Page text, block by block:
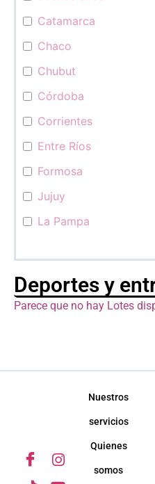
Catamarca
Chaco
Chubut
Córdoba
Corrientes
Entre Ríos
Formosa
Jujuy
La Pampa
Misiones
Salta
Santa Cruz
Deportes y
Parece que no hay Lotes
Nuestros
servicios
Quienes
somos